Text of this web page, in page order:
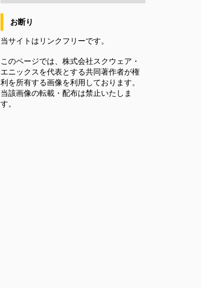
お断り
当サイトはリンクフリーです。
このページでは、株式会社スクウェア・
エニックスを代表とする共同著作者が権
利を所有する画像を利用しております。
当該画像の転載・配布は禁止いたしま
す。